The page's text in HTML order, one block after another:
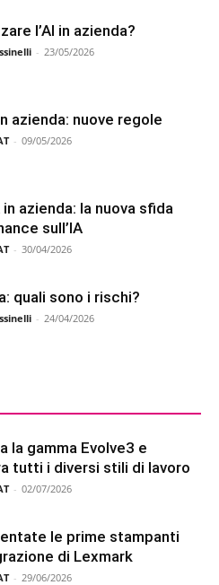
l’AI in azienda?
- 23/05/2026
azienda: nuove regole
- 09/05/2026
azienda: la nuova sfida
sull’IA
- 30/04/2026
quali sono i rischi?
- 24/04/2026
la gamma Evolve3 e
tutti i diversi stili di lavoro
- 02/07/2026
le prime stampanti
di Lexmark
- 29/06/2026